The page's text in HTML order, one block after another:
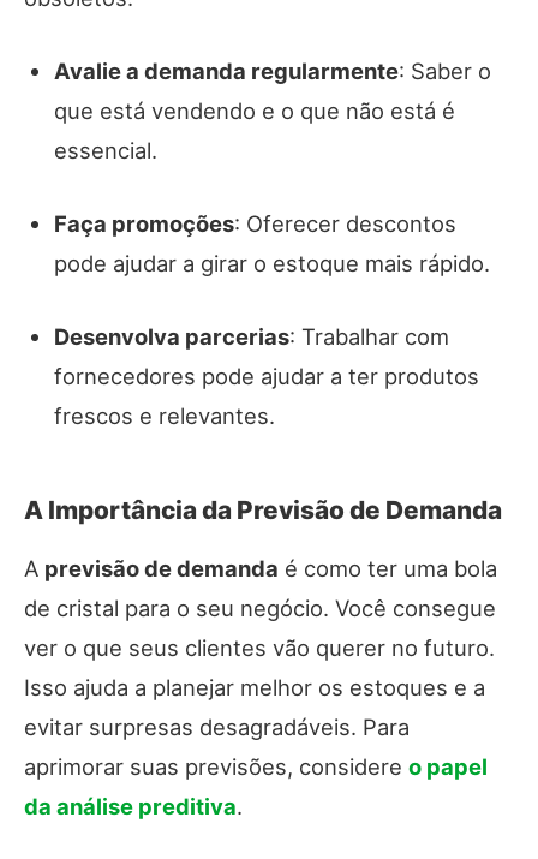
Avalie a demanda regularmente: Saber o
que está vendendo e o que não está é
essencial.
Faça promoções: Oferecer descontos
pode ajudar a girar o estoque mais rápido.
Desenvolva parcerias: Trabalhar com
fornecedores pode ajudar a ter produtos
frescos e relevantes.
A Importância da Previsão de Demanda
A previsão de demanda é como ter uma bola
de cristal para o seu negócio. Você consegue
ver o que seus clientes vão querer no futuro.
Isso ajuda a planejar melhor os estoques e a
evitar surpresas desagradáveis. Para
aprimorar suas previsões, considere o papel
da análise preditiva.